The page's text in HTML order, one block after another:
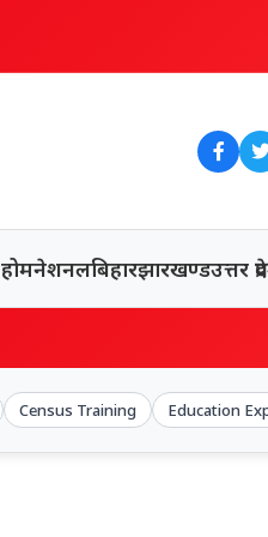
होमनेशनलबिहारझारखण्डउत्तर
Census Training Education